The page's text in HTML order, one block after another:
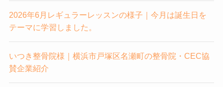
2026年6月レギュラーレッスンの様子｜今月は誕生日を
テーマに学習しました。
いつき整骨院様｜横浜市戸塚区名瀬町の整骨院・CEC協
賛企業紹介